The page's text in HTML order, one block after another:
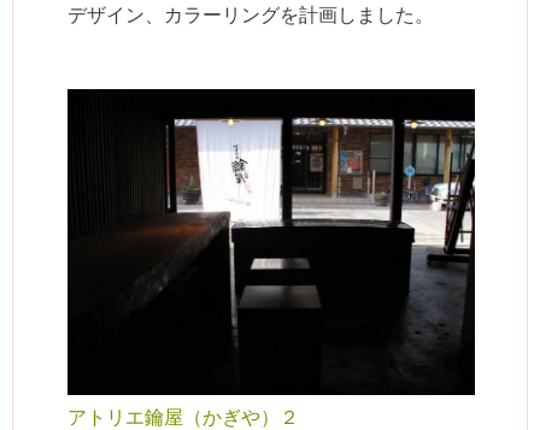
デザイン、カラーリングを計画しました。
アトリエ鑰屋（かぎや）２